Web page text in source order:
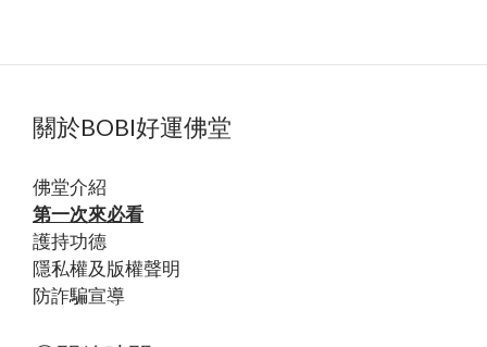
關於BOBI好運佛堂
佛堂介紹
第一次來必看
護持功德
隱私權及版權聲明
防詐騙宣導